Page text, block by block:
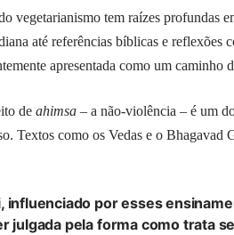
vegetarianismo tem raízes profundas
até referências bíblicas e reflexões
apresentada como um caminho
de ahimsa – a não-violência – é um
Textos como os Vedas e o Bhagavad
influenciado por esses
julgada pela forma como trata